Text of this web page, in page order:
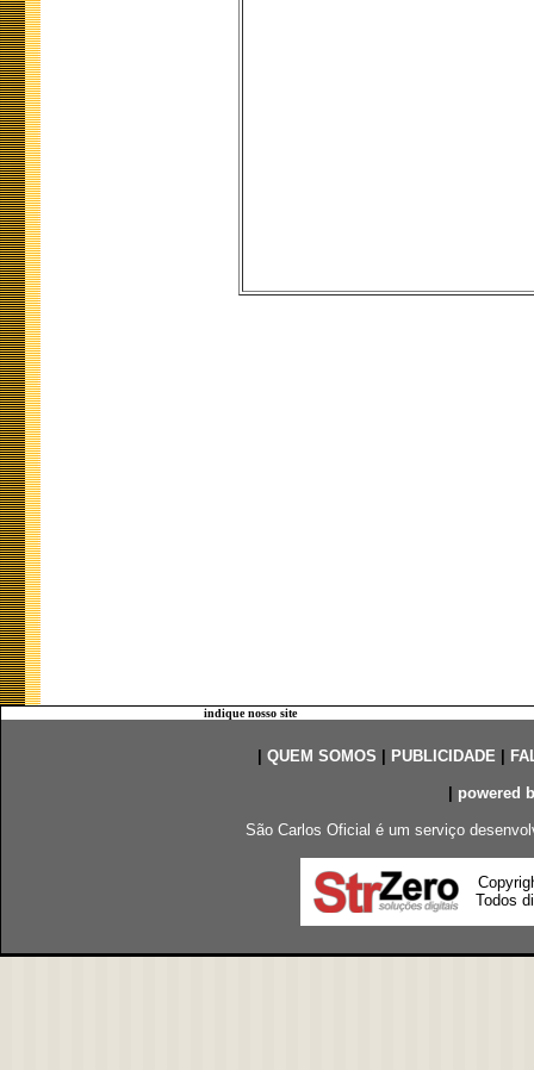
indique nosso site
QUEM SOMOS PUBLICIDADE|
powered
São Carlos Oficial é um serviço
Todos